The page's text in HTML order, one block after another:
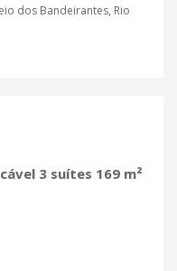
dos Bandeirantes, Rio
3 suítes 169 m²